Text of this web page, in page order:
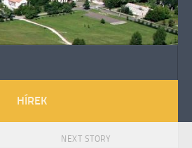
HÍREK
NEXT STORY